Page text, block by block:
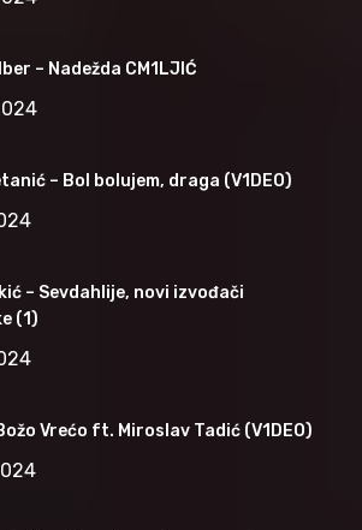
– Nadežda CM1LJIĆ
– Bol bolujem, draga (V1DEO)
– Sevdahlije, novi izvođači
(1)
Vrećo ft. Miroslav Tadić (V1DEO)